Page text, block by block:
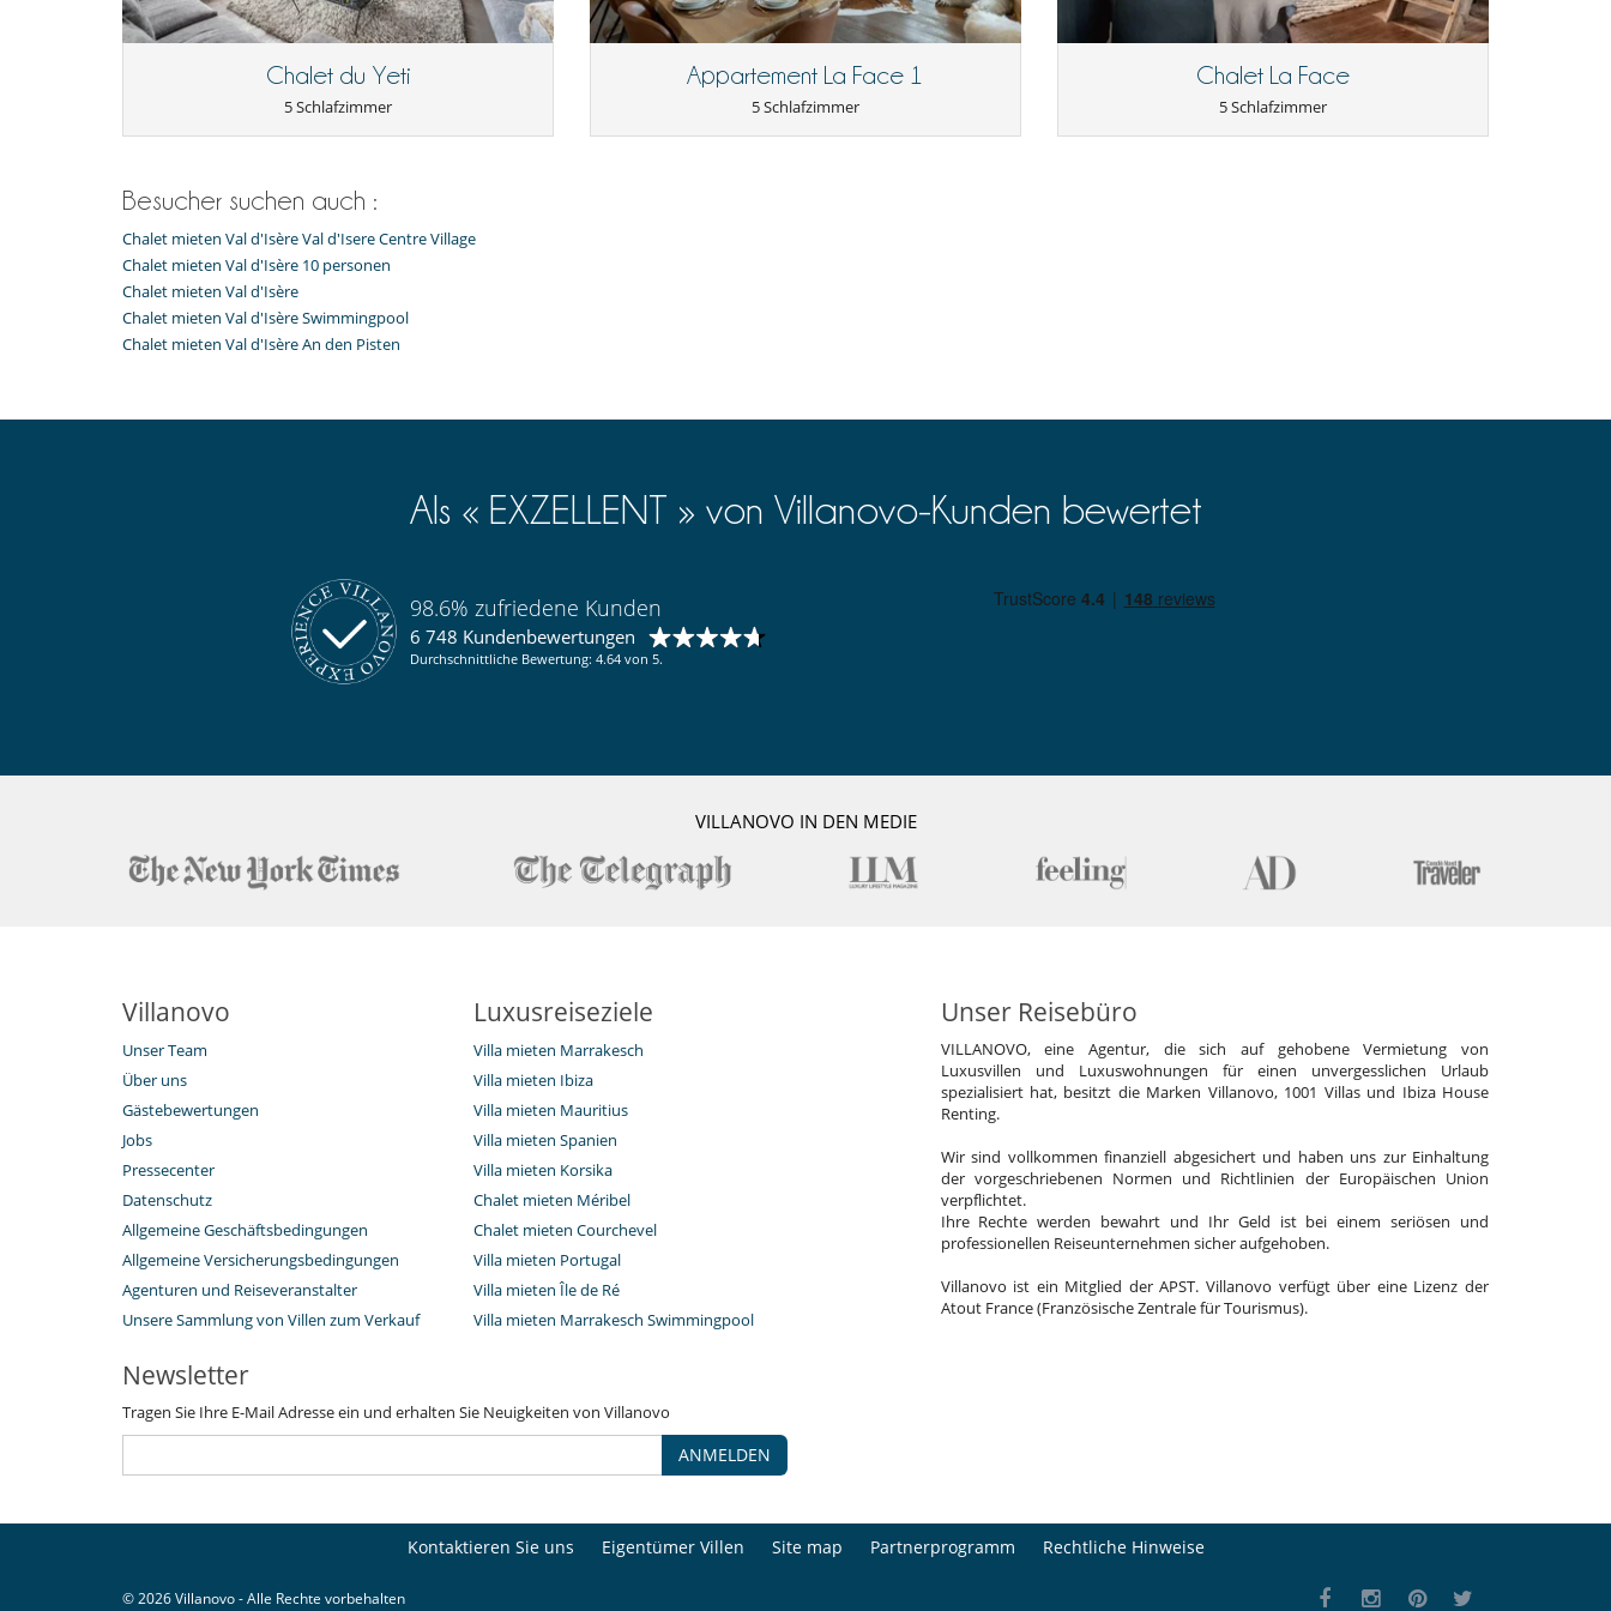
Kombiniertes Ess- und Wohnzimmer
Privatparkplatz
Terrasse oder Balkon
Pisten weniger als 500 m entfernt
amerikanische Küche
Dunstabzugshaube
Kaffeemaschine
Nespresso Kaffeemaschine
Spülmaschine
Chalet du Yeti
5 Schlafzimmer
Appartement La Face 1
5 Schlafzimmer
Chalet La Face
5 Schlafzimmer
Besucher suchen auch :
Chalet mieten Val d'Isère Val d'Isere Centre Village
Chalet mieten Val d'Isère 10 personen
Chalet mieten Val d'Isère
Chalet mieten Val d'Isère Swimmingpool
Chalet mieten Val d'Isère An den Pisten
Als « EXZELLENT » von Villanovo-Kunden bewertet
98.6% zufriedene Kunden
6 748 Kundenbewertungen
Durchschnittliche Bewertung: 4.64 von 5.
VILLANOVO IN DEN MEDIE
Villanovo
Unser Team
Über uns
Gästebewertungen
Jobs
Pressecenter
Datenschutz
Allgemeine Geschäftsbedingungen
Allgemeine Versicherungsbedingungen
Agenturen und Reiseveranstalter
Unsere Sammlung von Villen zum Verkauf
Luxusreiseziele
Villa mieten Marrakesch
Villa mieten Ibiza
Villa mieten Mauritius
Villa mieten Spanien
Villa mieten Korsika
Chalet mieten Méribel
Chalet mieten Courchevel
Villa mieten Portugal
Villa mieten Île de Ré
Villa mieten Marrakesch Swimmingpool
Unser Reisebüro
VILLANOVO, eine Agentur, die sich auf gehobene Vermietung von
Luxusvillen und Luxuswohnungen für einen unvergesslichen Urlaub
spezialisiert hat, besitzt die Marken Villanovo, 1001 Villas und Ibiza House
Renting.
Wir sind vollkommen finanziell abgesichert und haben uns zur Einhaltung
der vorgeschriebenen Normen und Richtlinien der Europäischen Union
verpflichtet.
Ihre Rechte werden bewahrt und Ihr Geld ist bei einem seriösen und
professionellen Reiseunternehmen sicher aufgehoben.
Villanovo ist ein Mitglied der APST. Villanovo verfügt über eine Lizenz der
Atout France (Französische Zentrale für Tourismus).
Newsletter
Tragen Sie Ihre E-Mail Adresse ein und erhalten Sie Neuigkeiten von Villanovo
ANMELDEN
Kontaktieren Sie uns Eigentümer Villen Site map Partnerprogramm Rechtliche Hinweise
© 2026 Villanovo - Alle Rechte vorbehalten